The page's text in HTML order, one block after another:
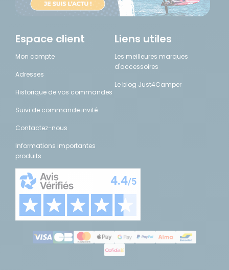
Espace client
Mon compte
Adresses
Historique de vos commandes
Suivi de commande invité
Contactez-nous
Informations importantes
produits
Liens utiles
Les meilleures marques
d'accessoires
Le blog Just4Camper